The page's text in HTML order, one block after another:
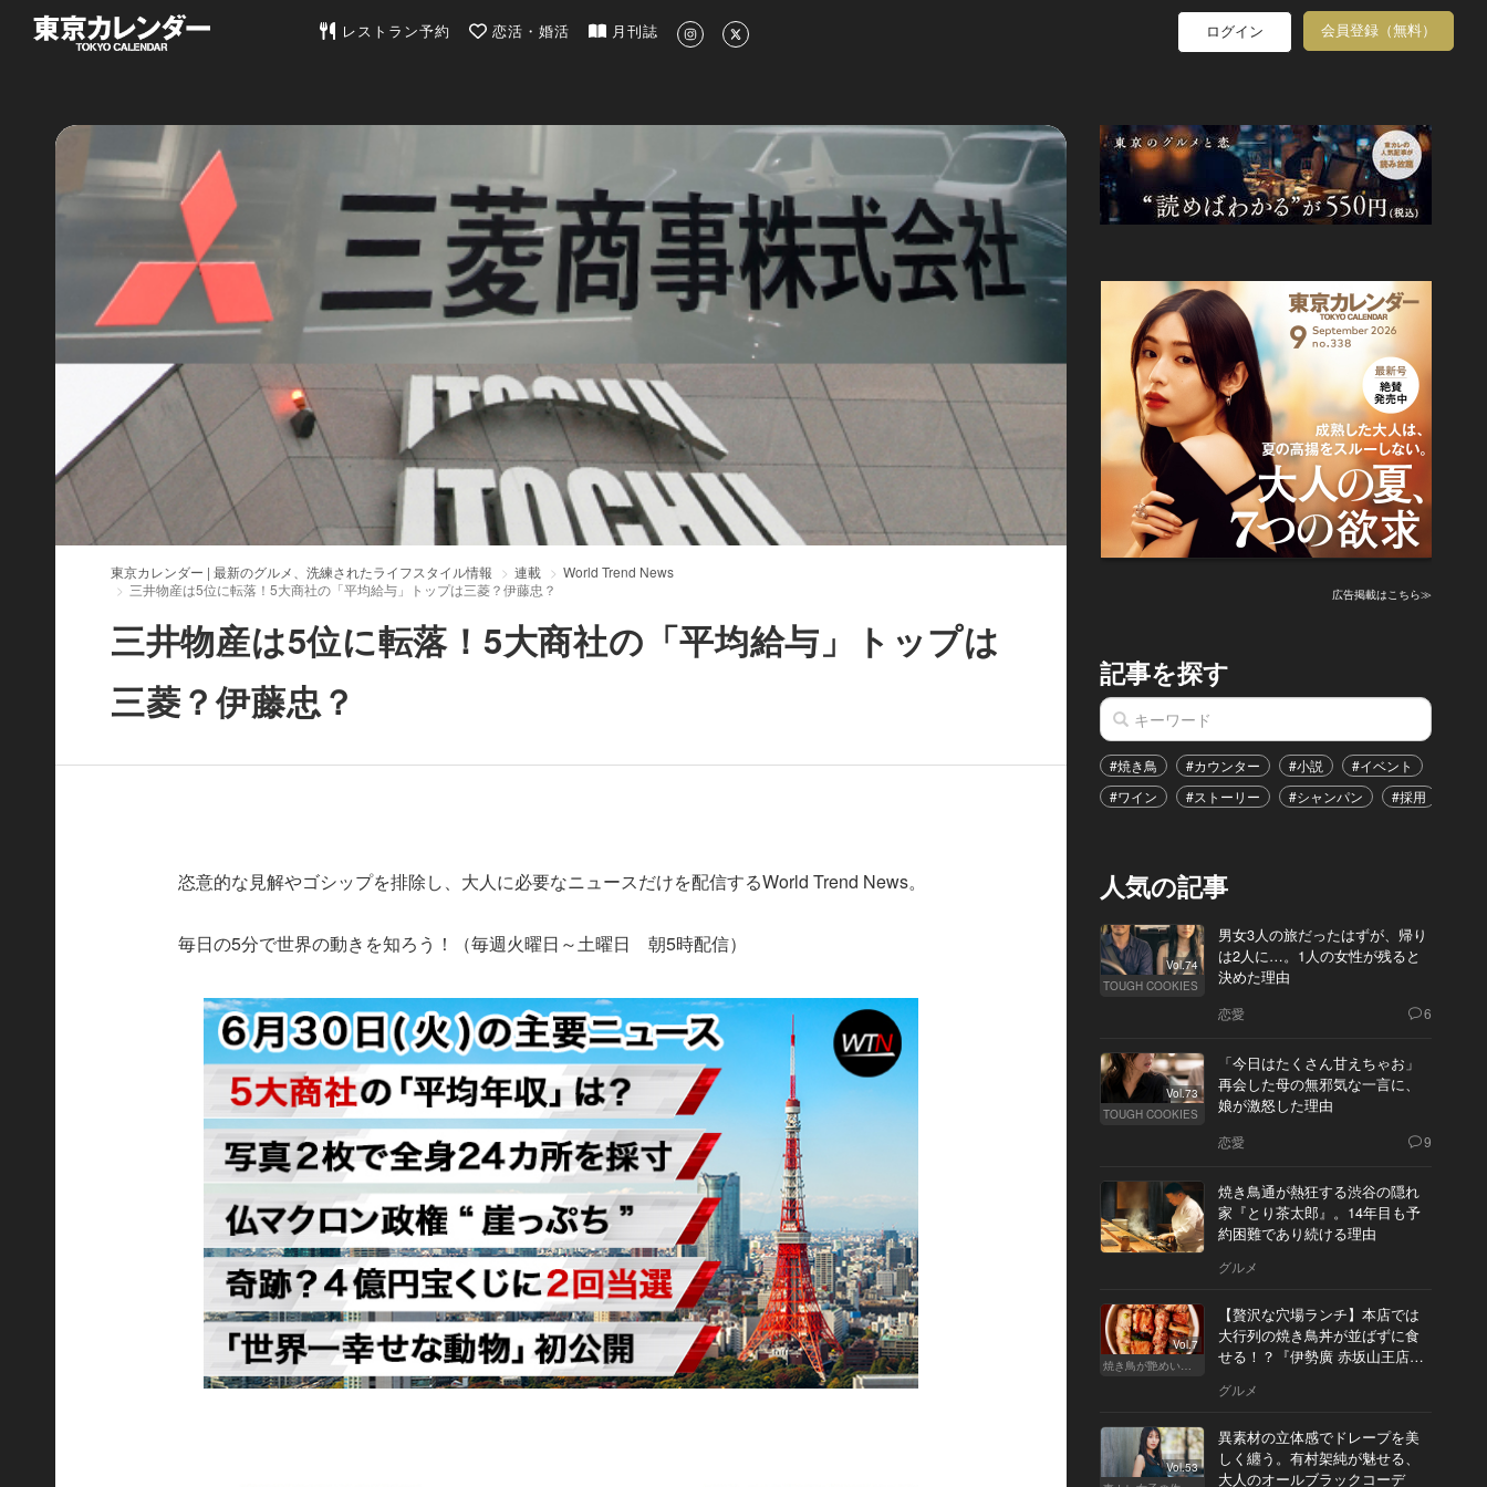
東京カレンダー | 最新のグルメ、洗練されたライフスタイル情報
レストラン予約 恋活・婚活 月刊誌 ログイン 会員登録（無料）
東京カレンダー | 最新のグルメ、洗練されたライフスタイル情報 連載
World Trend News
三井物産は5位に転落！5大商社の「平均給与」トップは三菱？伊藤忠？
三井物産は5位に転落！5大商社の「平均給与」トップは
三菱？伊藤忠？
恣意的な見解やゴシップを排除し、大人に必要なニュースだけを配信するWorld Trend News。
毎日の5分で世界の動きを知ろう！（毎週火曜日～土曜日 朝5時配信）
広告掲載はこちら≫
記事を探す
#焼き鳥 #カウンター #小説 #イベント
#ワイン
#ストーリー #シャンパン #採用
人気の記事
Vol.74
TOUGH COOKIES
男女3人の旅だったはずが、帰り
は2人に…。1人の女性が残ると
決めた理由
恋愛 6
Vol.73
TOUGH COOKIES
「今日はたくさん甘えちゃお」
再会した母の無邪気な一言に、
娘が激怒した理由
恋愛 9
焼き鳥通が熱狂する渋谷の隠れ
家『とり茶太郎』。14年目も予
約困難であり続ける理由
グルメ
Vol.7
焼き鳥が艶めいてきた
【贅沢な穴場ランチ】本店では
大行列の焼き鳥丼が並ばずに食
せる！？『伊勢廣 赤坂山王店』
グルメ
Vol.53
異素材の立体感でドレープを美
しく纏う。有村架純が魅せる、
大人のオールブラックコーデ